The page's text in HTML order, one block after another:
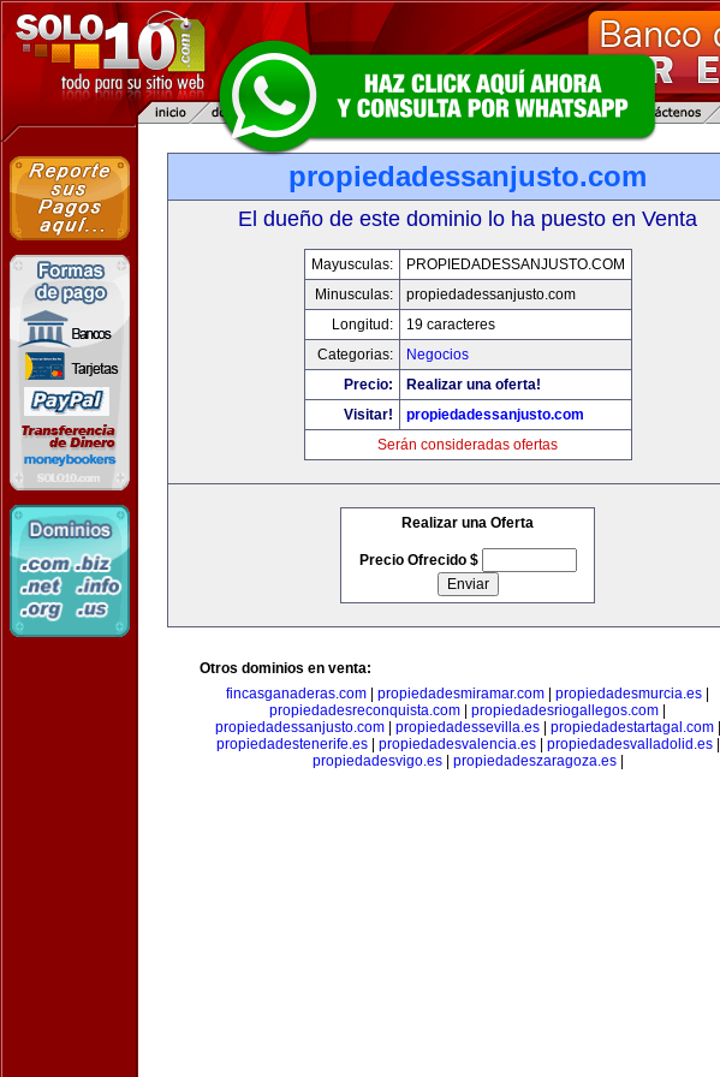
propiedadessanjusto.com
El dueño de este dominio lo ha puesto en Venta
Mayusculas:
PROPIEDADESSANJUSTO.COM
Minusculas:
propiedadessanjusto.com
Longitud:
19 caracteres
Categorias:
Negocios
Precio:
Realizar una oferta!
Visitar!
propiedadessanjusto.com
Serán consideradas ofertas
Realizar una Oferta
Precio Ofrecido $
Otros dominios en venta:
fincasganaderas.com
propiedadesmiramar.com propiedadesmurcia.es
propiedadesreconquista.com
propiedadesriogallegos.com
propiedadessanjusto.com| propiedadessevilla.es| propiedadestartagal.com|
propiedadestenerife.es| propiedadesvalencia.es| propiedadesvalladolid.es|
propiedadesvigo.es| propiedadeszaragoza.es|